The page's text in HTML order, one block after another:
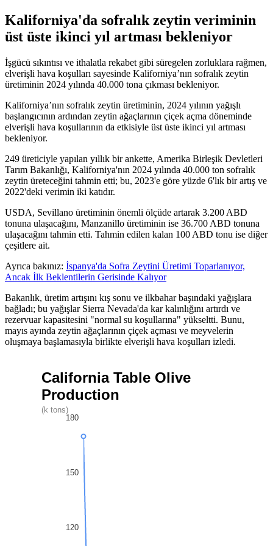
Kaliforniya'da sofralık zeytin veriminin
üst üste ikinci yıl artması bekleniyor
İşgücü sıkıntısı ve ithalatla rekabet gibi süregelen zorluklara rağmen,
elverişli hava koşulları sayesinde Kaliforniya’nın sofralık zeytin
üretiminin 2024 yılında 40.000 tona çıkması bekleniyor.
Kaliforniya’nın sofralık zeytin üretiminin, 2024 yılının yağışlı
başlangıcının ardından zeytin ağaçlarının çiçek açma döneminde
elverişli hava koşullarının da etkisiyle üst üste ikinci yıl artması
bekleniyor.
249 üreticiyle yapılan yıllık bir ankette, Amerika Birleşik Devletleri
Tarım Bakanlığı, Kaliforniya'nın 2024 yılında 40.000 ton sofralık
zeytin üreteceğini tahmin etti; bu, 2023'e göre yüzde 6'lık bir artış ve
2022'deki verimin iki katıdır.
USDA, Sevillano üretiminin önemli ölçüde artarak 3.200 ABD
tonuna ulaşacağını, Manzanillo üretiminin ise 36.700 ABD tonuna
ulaşacağını tahmin etti. Tahmin edilen kalan 100 ABD tonu ise diğer
çeşitlere ait.
Ayrıca bakınız: İspanya'da Sofra Zeytini Üretimi Toparlanıyor,
Ancak İlk Beklentilerin Gerisinde Kalıyor
Bakanlık, üretim artışını kış sonu ve ilkbahar başındaki yağışlara
bağladı; bu yağışlar Sierra Nevada'da kar kalınlığını artırdı ve
rezervuar kapasitesini "normal su koşullarına" yükseltti. Bunu,
mayıs ayında zeytin ağaçlarının çiçek açması ve meyvelerin
oluşmaya başlamasıyla birlikte elverişli hava koşulları izledi.